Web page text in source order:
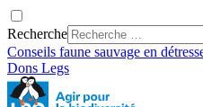
Recherche
Conseils faune sauvage en
Dons Legs